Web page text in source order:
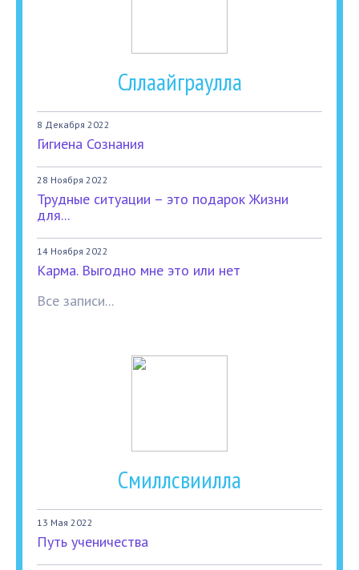
Сллаайграулла
8 Декабря 2022
Гигиена Сознания
28 Ноября 2022
Трудные ситуации – это подарок Жизни
для...
14 Ноября 2022
Карма. Выгодно мне это или нет
Все записи...
Смиллсвиилла
13 Мая 2022
Путь ученичества